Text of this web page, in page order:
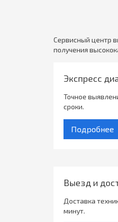
Сервисный центр
получения
Экспресс
Точное
сроки.
Подробнее
Выезд и
Доставка
минут.